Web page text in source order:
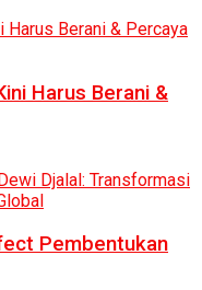
Harus Berani &
Pembentukan